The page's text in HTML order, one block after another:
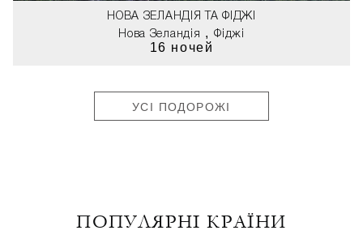
Нова Зеландія ,Фіджі
16 ночей
НОВА ЗЕЛАНДІЯ ТА ФІДЖІ
УСІ ПОДОРОЖІ
ПОПУЛЯРНІ КРАЇНИ